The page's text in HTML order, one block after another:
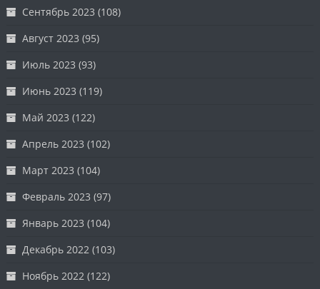
Сентябрь 2023 (108)
Август 2023 (95)
Июль 2023 (93)
Июнь 2023 (119)
Май 2023 (122)
Апрель 2023 (102)
Март 2023 (104)
Февраль 2023 (97)
Январь 2023 (104)
Декабрь 2022 (103)
Ноябрь 2022 (122)